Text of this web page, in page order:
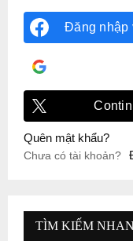
Đăng nhập
Quên mật khẩu?
Chưa có tài khoản?
TÌM KIẾM